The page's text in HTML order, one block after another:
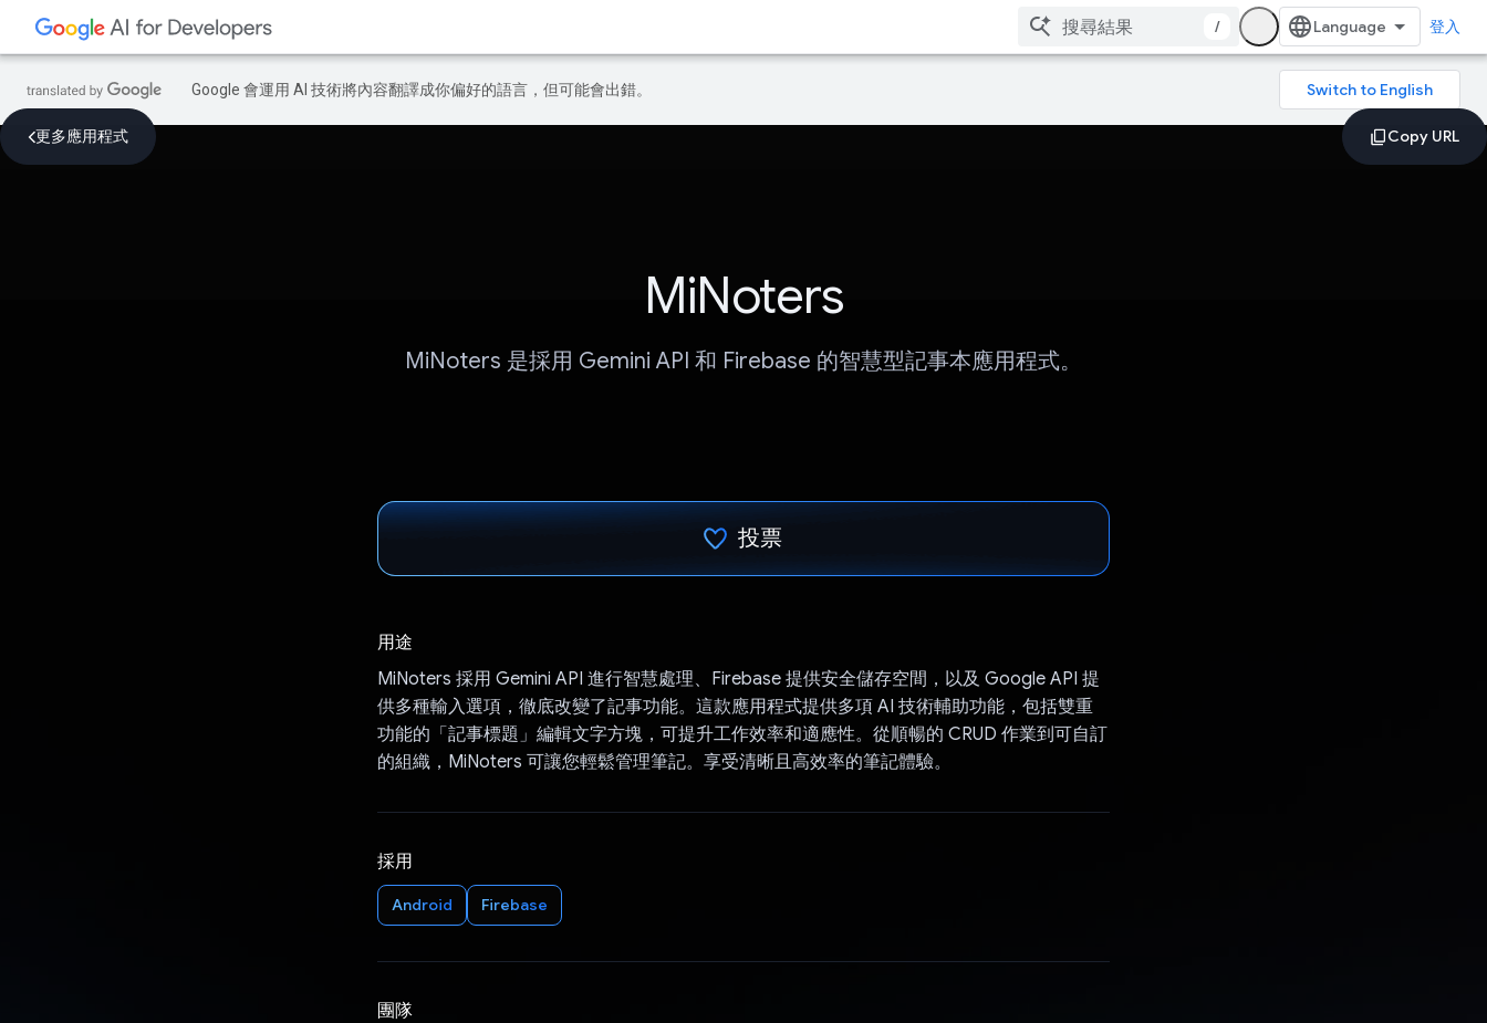
/ 登入
Google 會運用 AI 技術將內容翻譯成你偏好的語言，但可能會出錯。
更多應用程式
MiNoters
MiNoters 是採用 Gemini API 和 Firebase 的智慧型記事本應用程式。
投票
用途
MiNoters 採用 Gemini API 進行智慧處理、Firebase 提供安全儲存空間，以及 Google API 提
供多種輸入選項，徹底改變了記事功能。這款應用程式提供多項 AI 技術輔助功能，包括雙重
功能的「記事標題」編輯文字方塊，可提升工作效率和適應性。從順暢的 CRUD 作業到可自訂
的組織，MiNoters 可讓您輕鬆管理筆記。享受清晰且高效率的筆記體驗。
採用
Android Firebase
團隊